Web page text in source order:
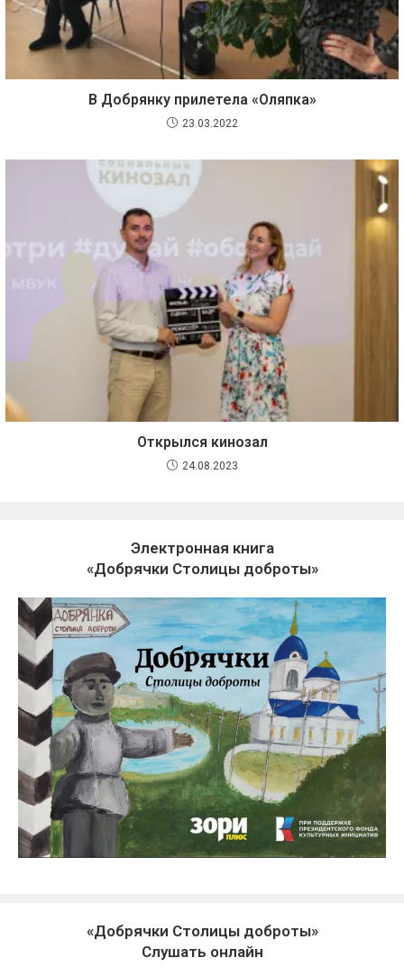
В Добрянку прилетела «Оляпка»
23.03.2022
Открылся кинозал
24.08.2023
Электронная книга
«Добрячки Столицы доброты»
«Добрячки Столицы доброты»
Слушать онлайн